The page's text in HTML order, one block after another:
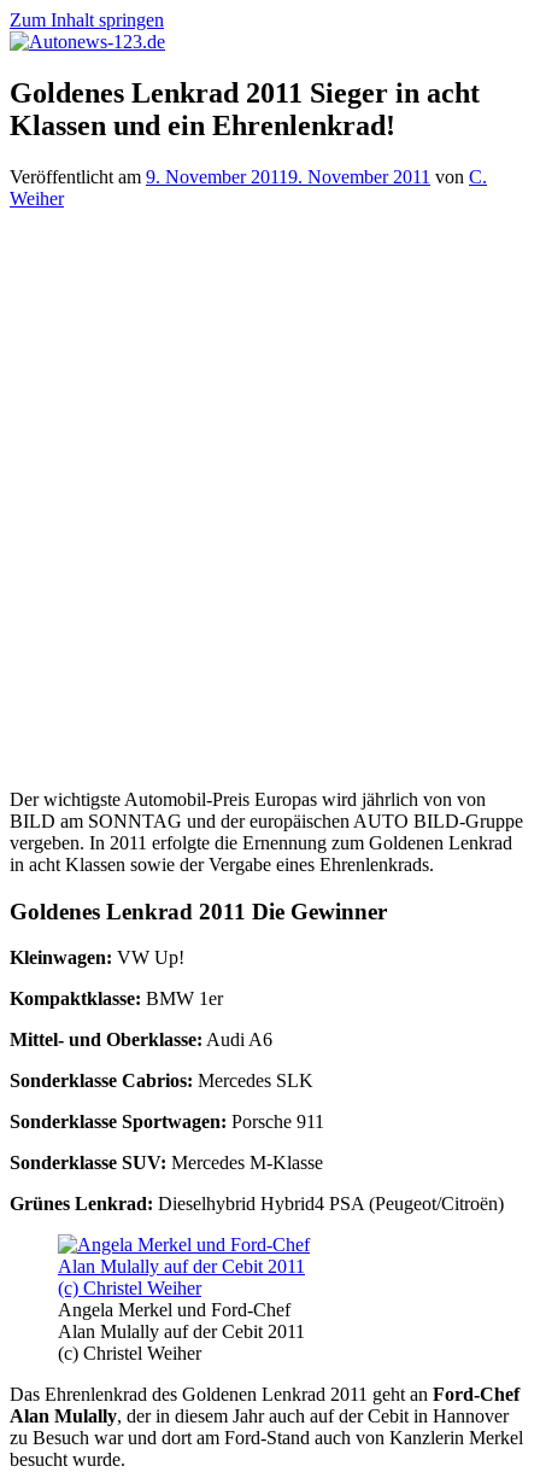
Zum Inhalt springen
Autonews-
123.de
Autonews
mit
Charme
Goldenes Lenkrad 2011 Sieger in acht
Klassen und ein Ehrenlenkrad!
Veröffentlicht am 9. November 20119. November 2011 von C.
Weiher
Der wichtigste Automobil-Preis Europas wird jährlich von von
BILD am SONNTAG und der europäischen AUTO BILD-Gruppe
vergeben. In 2011 erfolgte die Ernennung zum Goldenen Lenkrad
in acht Klassen sowie der Vergabe eines Ehrenlenkrads.
Goldenes Lenkrad 2011 Die Gewinner
Kleinwagen: VW Up!
Kompaktklasse: BMW 1er
Mittel- und Oberklasse: Audi A6
Sonderklasse Cabrios: Mercedes SLK
Sonderklasse Sportwagen: Porsche 911
Sonderklasse SUV: Mercedes M-Klasse
Grünes Lenkrad: Dieselhybrid Hybrid4 PSA (Peugeot/Citroën)
Angela Merkel und Ford-Chef
Alan Mulally auf der Cebit 2011
(c) Christel Weiher
Das Ehrenlenkrad des Goldenen Lenkrad 2011 geht an Ford-Chef
Alan Mulally, der in diesem Jahr auch auf der Cebit in Hannover
zu Besuch war und dort am Ford-Stand auch von Kanzlerin Merkel
besucht wurde.